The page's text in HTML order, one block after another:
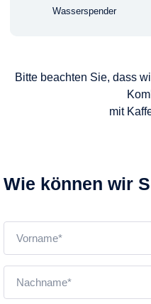
Wasserspender
Bitte beachten Sie, dass
mit
Wie können wir